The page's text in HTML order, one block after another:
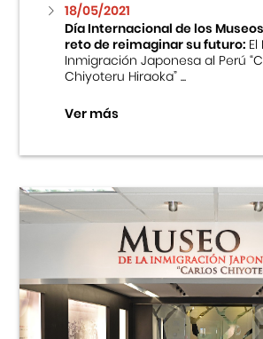
Fondo Editorial
Teatro Peruano Japonés
18/05/2021
Día Internacional de los Museos
reto de reimaginar su futuro:El
Inmigración Japonesa al Perú
Chiyoteru Hiraoka” ...
Ver más